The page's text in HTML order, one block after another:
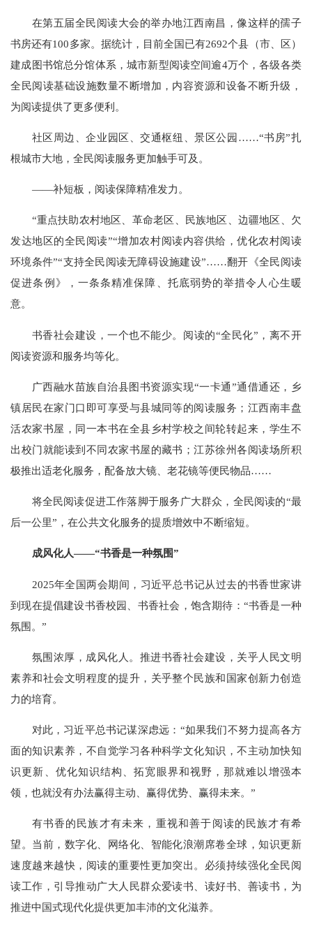
在第五届全民阅读大会的举办地江西南昌，像这样的孺子
书房还有100多家。据统计，目前全国已有2692个县（市、区）
建成图书馆总分馆体系，城市新型阅读空间逾4万个，各级各类
全民阅读基础设施数量不断增加，内容资源和设备不断升级，
为阅读提供了更多便利。
社区周边、企业园区、交通枢纽、景区公园……“书房”扎
根城市大地，全民阅读服务更加触手可及。
——补短板，阅读保障精准发力。
“重点扶助农村地区、革命老区、民族地区、边疆地区、欠
发达地区的全民阅读”“增加农村阅读内容供给，优化农村阅读
环境条件”“支持全民阅读无障碍设施建设”……翻开《全民阅读
促进条例》，一条条精准保障、托底弱势的举措令人心生暖
意。
书香社会建设，一个也不能少。阅读的“全民化”，离不开
阅读资源和服务均等化。
广西融水苗族自治县图书资源实现“一卡通”通借通还，乡
镇居民在家门口即可享受与县城同等的阅读服务；江西南丰盘
活农家书屋，同一本书在全县乡村学校之间轮转起来，学生不
出校门就能读到不同农家书屋的藏书；江苏徐州各阅读场所积
极推出适老化服务，配备放大镜、老花镜等便民物品……
将全民阅读促进工作落脚于服务广大群众，全民阅读的“最
后一公里”，在公共文化服务的提质增效中不断缩短。
成风化人——“书香是一种氛围”
2025年全国两会期间，习近平总书记从过去的书香世家讲
到现在提倡建设书香校园、书香社会，饱含期待：“书香是一种
氛围。”
氛围浓厚，成风化人。推进书香社会建设，关乎人民文明
素养和社会文明程度的提升，关乎整个民族和国家创新力创造
力的培育。
对此，习近平总书记谋深虑远：“如果我们不努力提高各方
面的知识素养，不自觉学习各种科学文化知识，不主动加快知
识更新、优化知识结构、拓宽眼界和视野，那就难以增强本
领，也就没有办法赢得主动、赢得优势、赢得未来。”
有书香的民族才有未来，重视和善于阅读的民族才有希
望。当前，数字化、网络化、智能化浪潮席卷全球，知识更新
速度越来越快，阅读的重要性更加突出。必须持续强化全民阅
读工作，引导推动广大人民群众爱读书、读好书、善读书，为
推进中国式现代化提供更加丰沛的文化滋养。